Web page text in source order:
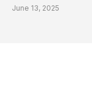
June 13, 2025